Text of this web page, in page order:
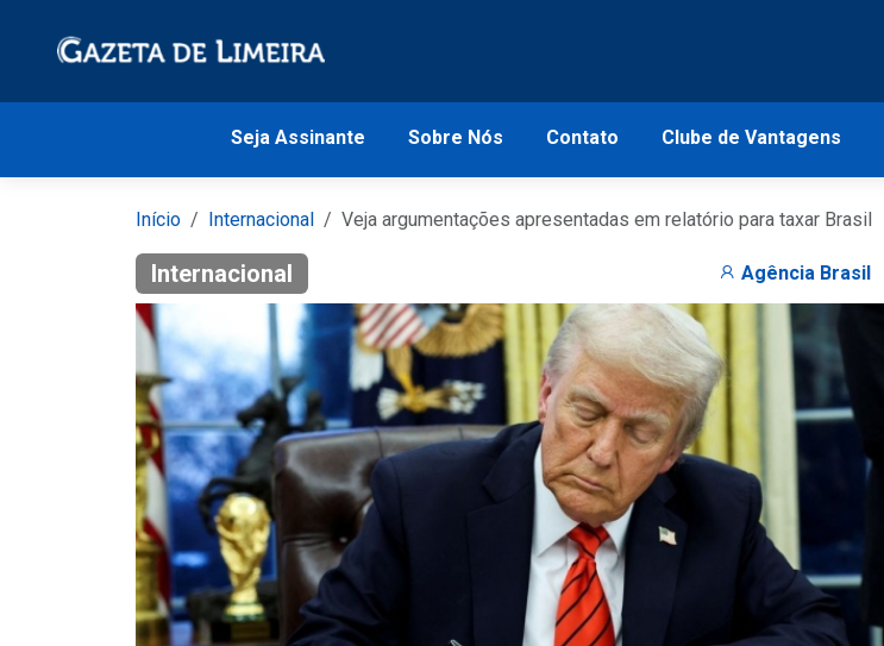
Seja Assinante Sobre Nós Contato Clube de Vantagens
Início Internacional Veja argumentações apresentadas em relatório para taxar Brasil
Internacional Agência Brasil